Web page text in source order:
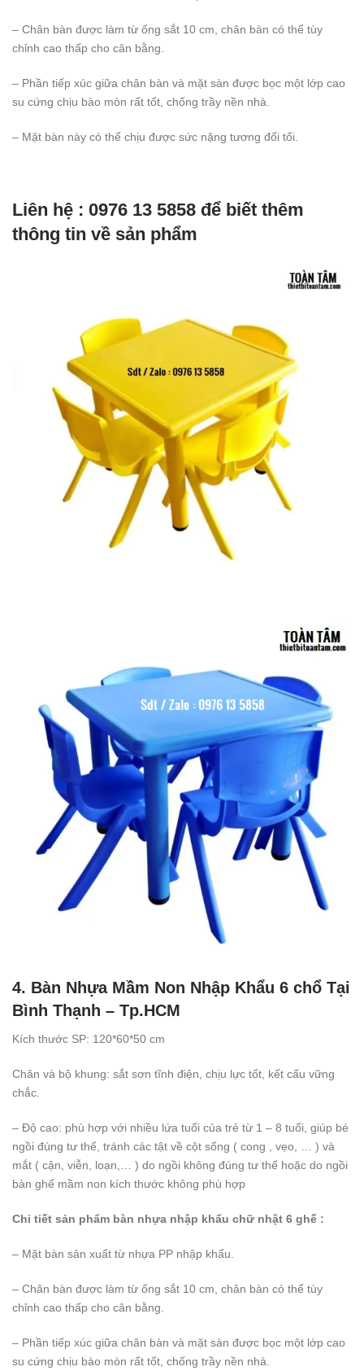
– Chân bàn được làm từ ống sắt 10 cm, chân bàn có thể tùy
chỉnh cao thấp cho cân bằng.
– Phần tiếp xúc giữa chân bàn và mặt sàn được bọc một lớp cao
su cứng chịu bào mòn rất tốt, chống trầy nền nhà.
– Mặt bàn này có thể chịu được sức nặng tương đối tối.
Liên hệ : 0976 13 5858 để biết thêm
thông tin về sản phẩm
4. Bàn Nhựa Mầm Non Nhập Khẩu 6 chổ Tại
Bình Thạnh – Tp.HCM
Kích thước SP: 120*60*50 cm
Chân và bộ khung: sắt sơn tĩnh điện, chịu lực tốt, kết cấu vững
chắc.
– Độ cao: phù hợp với nhiều lứa tuổi của trẻ từ 1 – 8 tuổi, giúp bé
ngồi đúng tư thế, tránh các tật về cột sống ( cong , vẹo, … ) và
mắt ( cận, viễn, loạn,… ) do ngồi không đúng tư thế hoặc do ngồi
bàn ghế mầm non kích thước không phù hợp
Chi tiết sản phẩm bàn nhựa nhập khẩu chữ nhật 6 ghế :
– Mặt bàn sản xuất từ nhựa PP nhập khẩu.
– Chân bàn được làm từ ống sắt 10 cm, chân bàn có thể tùy
chỉnh cao thấp cho cân bằng.
– Phần tiếp xúc giữa chân bàn và mặt sàn được bọc một lớp cao
su cứng chịu bào mòn rất tốt, chống trầy nền nhà.